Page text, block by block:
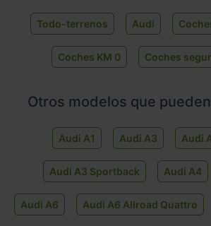
Todo-terrenos Audi
Coches KM 0 Coches
Otros modelos que
Audi A1 Audi A3 Audi
Audi A3 Sportback Audi A4
Audi A6 Audi A6 Allroad Quattro